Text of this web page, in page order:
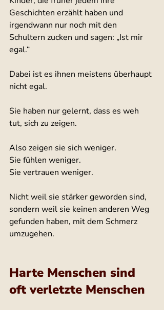
Geschichten erzählt haben und
irgendwann nur noch mit den
Schultern zucken und sagen: „Ist mir
egal.“
Dabei ist es ihnen meistens überhaupt
nicht egal.
Sie haben nur gelernt, dass es weh
tut, sich zu zeigen.
Also zeigen sie sich weniger.
Sie fühlen weniger.
Sie vertrauen weniger.
Nicht weil sie stärker geworden sind,
sondern weil sie keinen anderen Weg
gefunden haben, mit dem Schmerz
umzugehen.
Harte Menschen sind
oft verletzte Menschen